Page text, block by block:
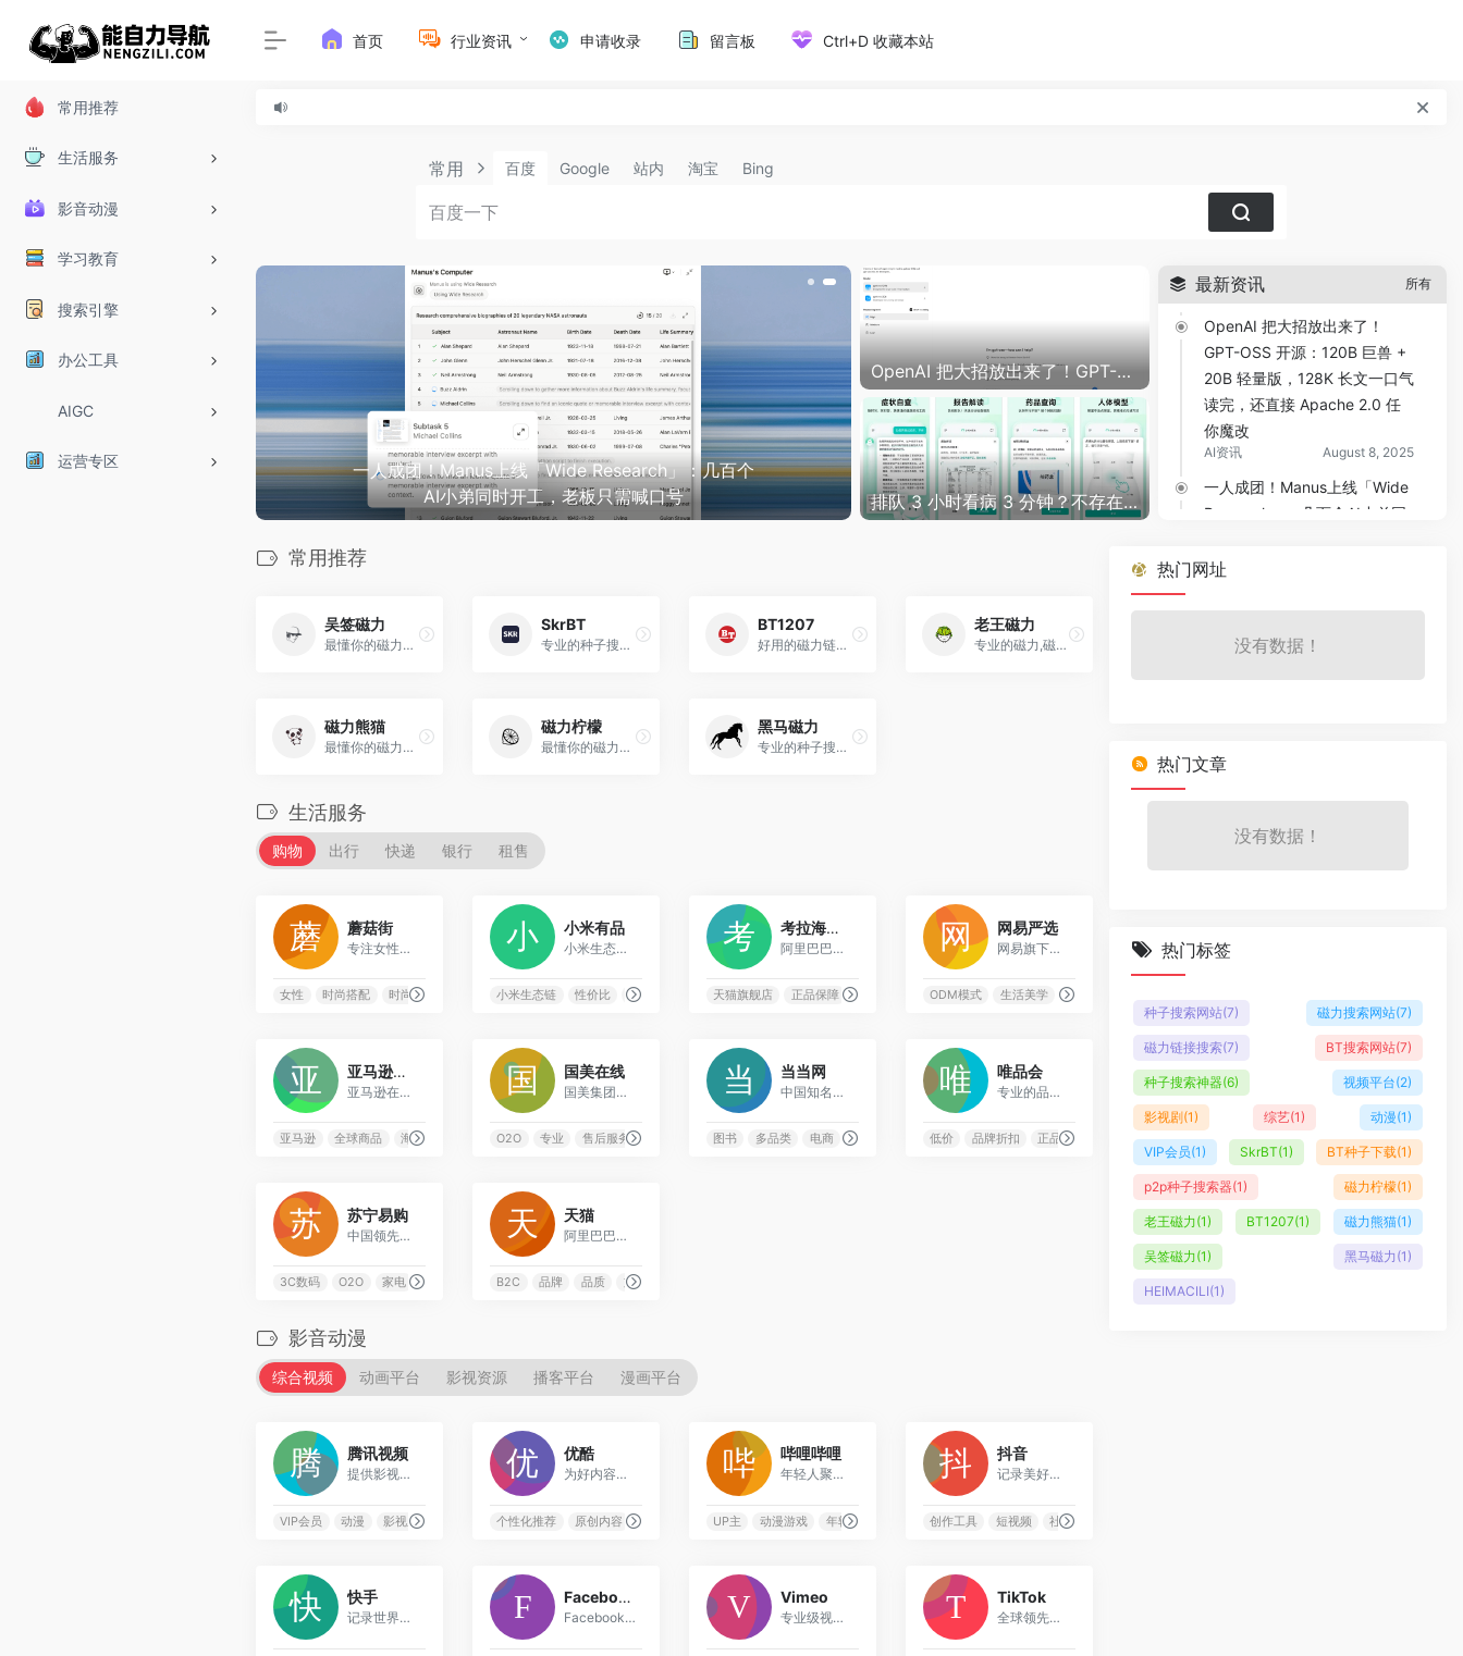
常用推荐
生活服务
影音动漫
学习教育
搜索引擎
办公工具
AIGC
运营专区
首页 行业资讯 申请收录 留言板 Ctrl+D 收藏本站
常用 百度 Google 站内 淘宝 Bing
Research」：几百个
OpenAI 把大招放出来了！GPT-OSS 开源：120B 巨
兽 + 20B 轻量版，128K 长文一口气读完，还直接
Apache 2.0 任你魔改
OpenAI 把大招放出来了！GPT-OSS 开源：120B 巨兽 + 20B 轻量版，128K 长文一口气读完，还直接 Apache 2.0 任你魔改
排队 3 小时看病 3 分钟？不存在的！字节跳动“小荷 AI 医生”上线，手机一拍秒变私人老中医
最新资讯 所有
OpenAI 把大招放出来了！
GPT-OSS 开源：120B 巨兽 +
20B 轻量版，128K 长文一口气
读完，还直接 Apache 2.0 任
你魔改
AI资讯 August 8, 2025
一人成团！Manus上线「Wide
Research」：几百个AI小弟同
AI资讯
大片，抽卡成功率暴涨
却只收「白菜价」，代码智能
AI资讯 July 29, 2025
百度把文心4.5全家桶扔进开源
菜市场：47B、3B、0.3B随你
画面一出声儿就到！阿里
用音效师，AI脑补全套BGM
AI资讯 July 27, 2025
嘴炮 6 分钟，成片 1 条！B
站“代号H”上线：播客主们，视
频这波躺赢
AI资讯 July 25, 2025
排队 3 小时看病 3 分钟？不存
在的！字节跳动“小荷 AI 医
生”上线，手机一拍秒变私人老
中医
AI资讯 July 25, 2025
甲方快乐机来了！美图
常用推荐
吴签磁力
最懂你的磁力链接搜索引擎
SkrBT
专业的种子搜索、磁力链接搜索引擎
BT1207
好用的磁力链接搜索引擎
老王磁力
专业的磁力,磁力链接搜索引擎
磁力熊猫
最懂你的磁力链接搜索引擎
磁力柠檬
最懂你的磁力链接搜索引擎
黑马磁力
专业的种子搜索、磁力链接搜索引擎
生活服务
购物 出行 快递 银行 租售
蘑菇街
专注女性时尚的社交电商平台，提供服装和美妆商品
女性 时尚搭配 时尚电商 服装美妆
小米有品
小米生态链企业的精品电商平台，专注智能生活产品
小米生态链 性价比 智能生活 智能硬件
考拉海购天猫旗舰店
阿里巴巴旗下的跨境电商平台在天猫的官方店铺
天猫旗舰店 正品保障 海购 跨境电商
网易严选
网易旗下的精品电商平台，主打ODM模式和生活美学产品
ODM模式 生活美学 精品电商
亚马逊中国
亚马逊在中国的电商业务，目前主要通过移动端和小程序提供服务
亚马逊 全球商品 海外购 移动购物
国美在线
国美集团旗下的电商平台，专注于家电和数码产品销售
O2O 专业 售后服务
当当网
中国知名的综合性网上购物商城，以图书销售起家的电商平台
图书 多品类 电商 综合购物
唯品会
专业的品牌特卖网站，提供1-7折的限时品牌折扣商品
低价 品牌折扣 正品
苏宁易购
中国领先的O2O智慧零售商，提供线上线下融合的购物体验
3C数码 O2O 家电 智慧零售
天猫
阿里巴巴旗下的B2C购物平台，汇聚品牌旗舰店，提供品质购物体验
B2C 品牌 品质 旗舰店
影音动漫
综合视频 动画平台 影视资源 播客平台 漫画平台
腾讯视频
提供影视剧、综艺、动漫等多元化内容的综合视频平台
VIP会员 动漫 影视剧
优酷
为好内容全力以赴的综合视频娱乐平台
个性化推荐 原创内容 多元内容 综合娱乐
哔哩哔哩
年轻人聚集的弹幕视频网站，涵盖动画、游戏、音乐等多元内容
UP主 动漫游戏 年轻社区 弹幕视频
抖音
记录美好生活的短视频创作与分享平台
创作工具 短视频 社交平台
快手
记录世界记录你的短视频平台，展现真实多元的生活内容
Facebook Watch
Facebook旗下的视频观看平台，提供原创节目和社交视频内容
Vimeo
专业级视频平台，为创作者和企业提供高质量视频托管和管理服务
TikTok
全球领先的短视频社交平台，让每一天都有新发现
热门网址
没有数据！
热门文章
没有数据！
热门标签
种子搜索网站(7) 磁力搜索网站(7)
磁力链接搜索(7) BT搜索网站(7)
种子搜索神器(6) 视频平台(2)
影视剧(1) 综艺(1) 动漫(1)
VIP会员(1) SkrBT(1) BT种子下载(1)
p2p种子搜索器(1) 磁力柠檬(1)
老王磁力(1) BT1207(1) 磁力熊猫(1)
吴签磁力(1) 黑马磁力 (1)
HEIMACILI(1)